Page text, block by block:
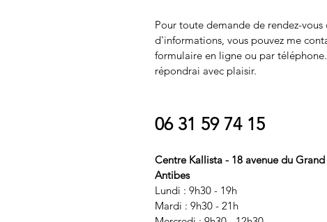
Pour toute demande de rendez-vous
d'informations, vous pouvez me
formulaire en ligne ou par
répondrai avec plaisir.
06 31 59 74 15
Centre Kallista - 18 avenue du
Antibes
Lundi : 9h30 - 19h
Mardi : 9h30 - 21h